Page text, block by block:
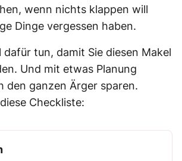
wenn nichts klappen will
Dinge vergessen haben.
dafür tun, damit Sie diesen Makel
Und mit etwas Planung
den ganzen Ärger sparen.
Checkliste: